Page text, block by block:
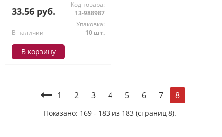
33.56 руб.
Код товара:
13-988987
В наличии
Упаковка:
10 шт.
В корзину
1 2 3 4 5 6 7 8
Показано: 169 - 183 из 183 (страниц 8).